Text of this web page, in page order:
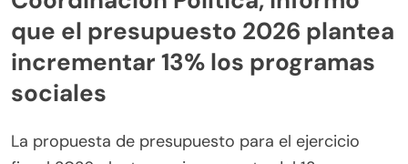
que el presupuesto 2026 plantea
incrementar 13% los programas
sociales
La propuesta de presupuesto para el ejercicio